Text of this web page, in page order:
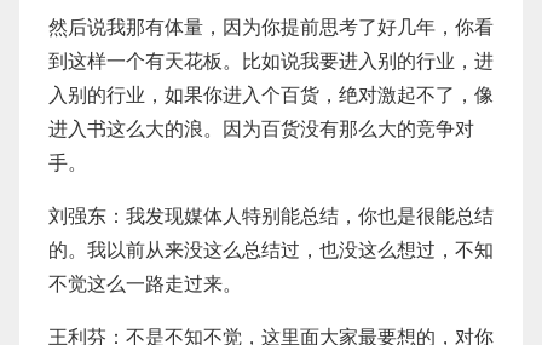
然后说我那有体量，因为你提前思考了好几年，你看
到这样一个有天花板。比如说我要进入别的行业，进
入别的行业，如果你进入个百货，绝对激起不了，像
进入书这么大的浪。因为百货没有那么大的竞争对
手。
刘强东：我发现媒体人特别能总结，你也是很能总结
的。我以前从来没这么总结过，也没这么想过，不知
不觉这么一路走过来。
王利芬：不是不知不觉，这里面大家最要想的，对你